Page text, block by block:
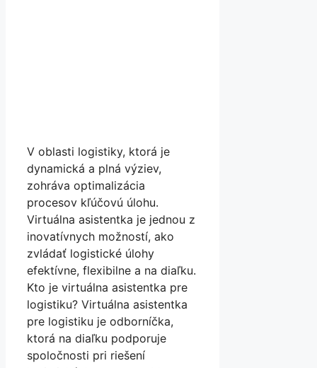
V oblasti logistiky, ktorá je
dynamická a plná výziev,
zohráva optimalizácia
procesov kľúčovú úlohu.
Virtuálna asistentka je jednou z
inovatívnych možností, ako
zvládať logistické úlohy
efektívne, flexibilne a na diaľku.
Kto je virtuálna asistentka pre
logistiku? Virtuálna asistentka
pre logistiku je odborníčka,
ktorá na diaľku podporuje
spoločnosti pri riešení